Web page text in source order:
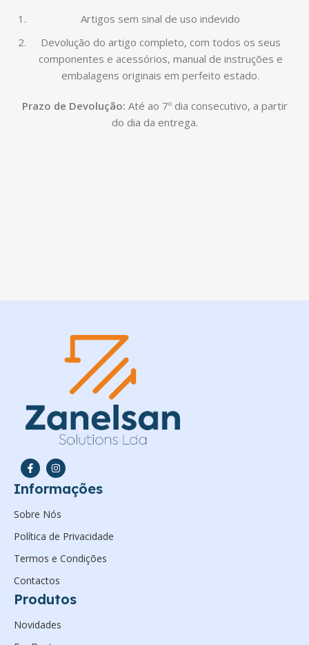
Artigos sem sinal de uso indevido
Devolução do artigo completo, com todos os seus
componentes e acessórios, manual de instruções e
embalagens originais em perfeito estado.
Prazo de Devolução: Até ao 7º dia consecutivo, a partir
do dia da entrega.
Informações
Sobre Nós
Política de Privacidade
Termos e Condições
Contactos
Produtos
Novidades